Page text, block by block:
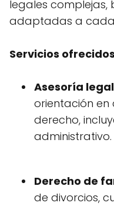
legales complejas,
adaptadas a cada
Servicios
Asesoría
orientación en
derecho,
administrativo.
Derecho de
de divorcios,